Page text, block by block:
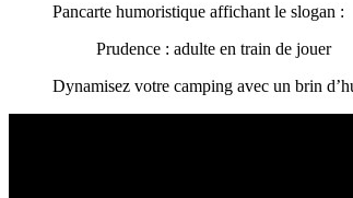
Pancarte humoristique affichant le slogan :
Prudence : adulte en train de jouer
Dynamisez votre camping avec un brin